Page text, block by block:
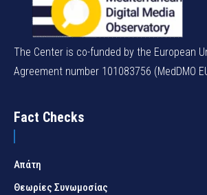
The Center is co-funded by the European
Agreement number 101083756 (MedDMO
Fact Checks
Απάτη
Θεωρίες Συνωμοσίας